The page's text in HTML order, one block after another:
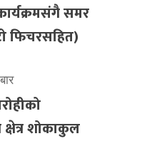
समर
फिचरसहित)
क्षेत्र शोकाकुल